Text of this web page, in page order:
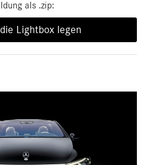
als .zip:
die Lightbox legen